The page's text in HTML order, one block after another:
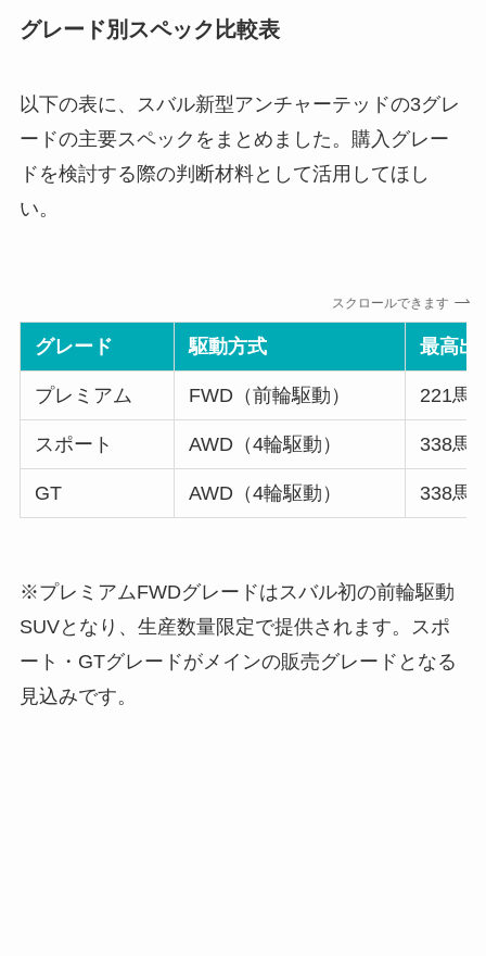
グレード別スペック比較表
以下の表に、スバル新型アンチャーテッドの3グレ
ードの主要スペックをまとめました。購入グレー
ドを検討する際の判断材料として活用してほし
い。
スクロールできます
グレード 駆動方式 最高出
プレミアム FWD（前輪駆動） 221馬
スポート AWD（4輪駆動） 338馬
GT AWD（4輪駆動） 338馬
※プレミアムFWDグレードはスバル初の前輪駆動
SUVとなり、生産数量限定で提供されます。スポ
ート・GTグレードがメインの販売グレードとなる
見込みです。